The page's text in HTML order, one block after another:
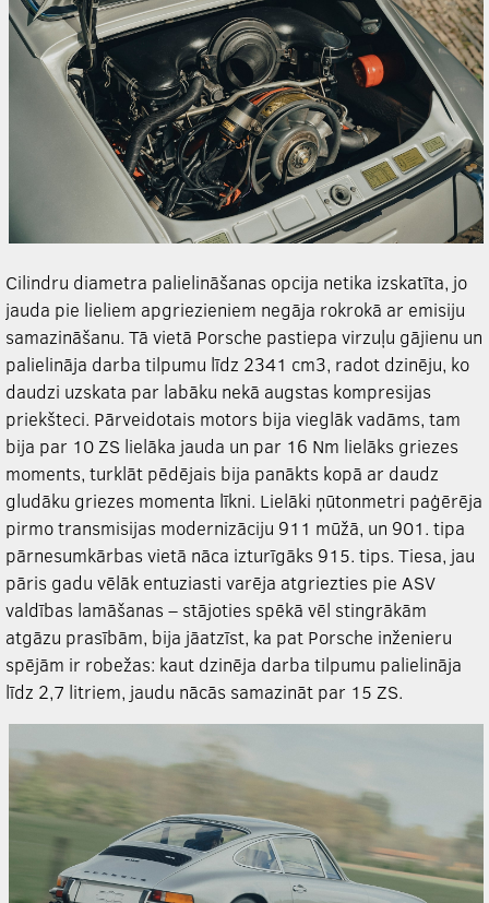
Cilindru diametra palielināšanas opcija netika izskatīta, jo
jauda pie lieliem apgriezieniem negāja rokrokā ar emisiju
samazināšanu. Tā vietā Porsche pastiepa virzuļu gājienu un
palielināja darba tilpumu līdz 2341 cm3, radot dzinēju, ko
daudzi uzskata par labāku nekā augstas kompresijas
priekšteci. Pārveidotais motors bija vieglāk vadāms, tam
bija par 10 ZS lielāka jauda un par 16 Nm lielāks griezes
moments, turklāt pēdējais bija panākts kopā ar daudz
gludāku griezes momenta līkni. Lielāki ņūtonmetri paģērēja
pirmo transmisijas modernizāciju 911 mūžā, un 901. tipa
pārnesumkārbas vietā nāca izturīgāks 915. tips. Tiesa, jau
pāris gadu vēlāk entuziasti varēja atgriezties pie ASV
valdības lamāšanas – stājoties spēkā vēl stingrākām
atgāzu prasībām, bija jāatzīst, ka pat Porsche inženieru
spējām ir robežas: kaut dzinēja darba tilpumu palielināja
līdz 2,7 litriem, jaudu nācās samazināt par 15 ZS.